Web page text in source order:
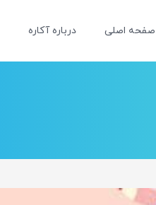
صفحه اصلی درباره آکاره